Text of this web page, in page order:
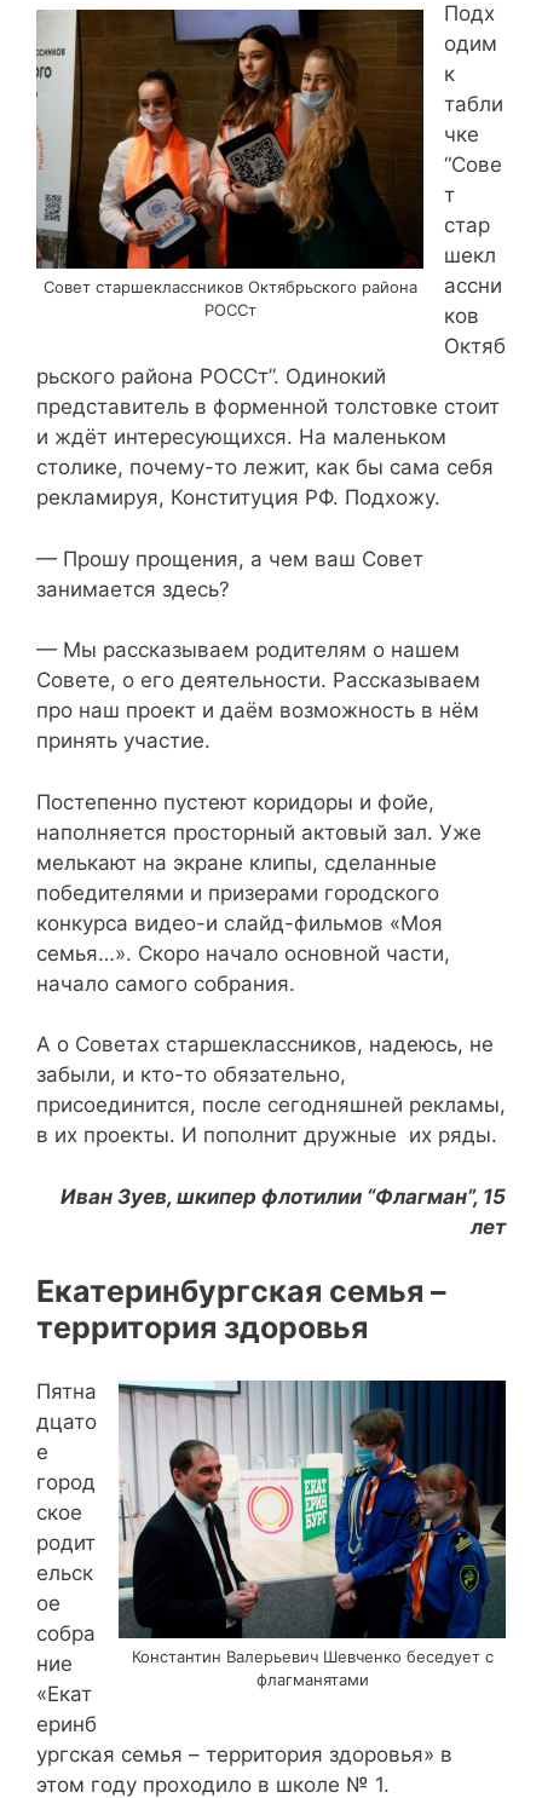
Совет старшеклассников Октябрьского района
РОССт
Подх
одим
к
табли
чке
“Сове
т
стар
шекл
ассни
ков
Октяб
рьского района РОССт”. Одинокий
представитель в форменной толстовке стоит
и ждёт интересующихся. На маленьком
столике, почему-то лежит, как бы сама себя
рекламируя, Конституция РФ. Подхожу.
— Прошу прощения, а чем ваш Совет
занимается здесь?
— Мы рассказываем родителям о нашем
Совете, о его деятельности. Рассказываем
про наш проект и даём возможность в нём
принять участие.
Постепенно пустеют коридоры и фойе,
наполняется просторный актовый зал. Уже
мелькают на экране клипы, сделанные
победителями и призерами городского
конкурса видео-и слайд-фильмов «Моя
семья…». Скоро начало основной части,
начало самого собрания.
А о Советах старшеклассников, надеюсь, не
забыли, и кто-то обязательно,
присоединится, после сегодняшней рекламы,
в их проекты. И пополнит дружные их ряды.
Иван Зуев, шкипер флотилии “Флагман”, 15
лет
Екатеринбургская семья –
территория здоровья
Константин Валерьевич Шевченко беседует с
флагманятами
Пятна
дцато
е
город
ское
родит
ельск
ое
собра
ние
«Екат
еринб
ургская семья – территория здоровья» в
этом году проходило в школе № 1.